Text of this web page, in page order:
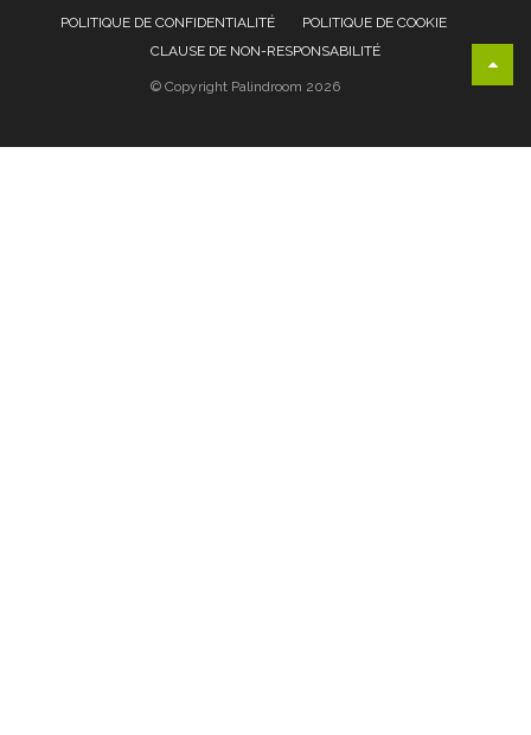
POLITIQUE DE CONFIDENTIALITÉ
POLITIQUE DE COOKIE
CLAUSE DE NON-RESPONSABILITÉ
© Copyright Palindroom 2026